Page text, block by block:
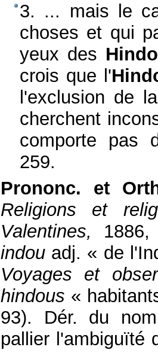
3. ... mais le
choses et qui
yeux des
crois que l'
l'exclusion de
cherchent
comporte pas
259.
Prononc. et
Religions et
Valentines,
indou adj. « de
Voyages et
hindous «
93). Dér. du
pallier l'ambiguïté